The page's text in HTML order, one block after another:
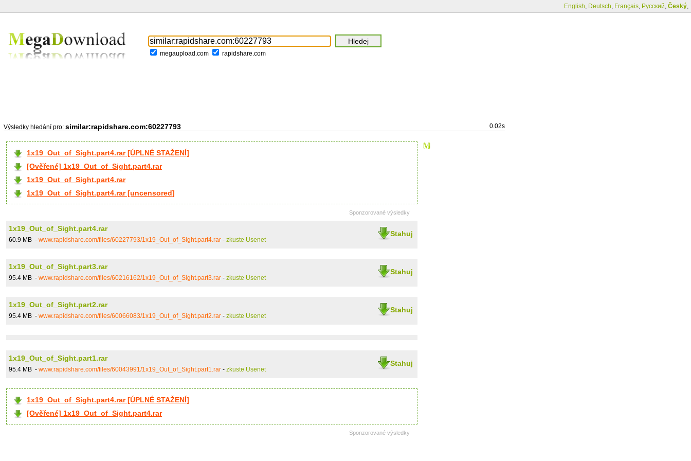
English, Deutsch, Français, Русский, Český,
megaupload.com rapidshare.com
Výsledky hledání pro: similar:rapidshare.com:60227793 0.02s
1x19_Out_of_Sight.part4.rar [ÚPLNÉ STAŽENÍ]
[Ověřené] 1x19_Out_of_Sight.part4.rar
1x19_Out_of_Sight.part4.rar
1x19_Out_of_Sight.part4.rar [uncensored]
Sponzorované výsledky
Stahuj
1x19_Out_of_Sight.part4.rar
60.9 MB - www.rapidshare.com/files/60227793/1x19_Out_of_Sight.part4.rar - zkuste Usenet
Stahuj
1x19_Out_of_Sight.part3.rar
95.4 MB - www.rapidshare.com/files/60216162/1x19_Out_of_Sight.part3.rar - zkuste Usenet
Stahuj
1x19_Out_of_Sight.part2.rar
95.4 MB - www.rapidshare.com/files/60066083/1x19_Out_of_Sight.part2.rar - zkuste Usenet
Stahuj
1x19_Out_of_Sight.part1.rar
95.4 MB - www.rapidshare.com/files/60043991/1x19_Out_of_Sight.part1.rar - zkuste Usenet
1x19_Out_of_Sight.part4.rar [ÚPLNÉ STAŽENÍ]
[Ověřené] 1x19_Out_of_Sight.part4.rar
Sponzorované výsledky